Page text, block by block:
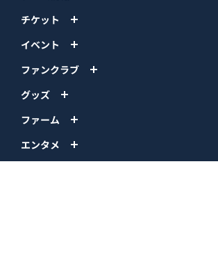
チケット
イベント
ファンクラブ
グッズ
ファーム
エンタメ